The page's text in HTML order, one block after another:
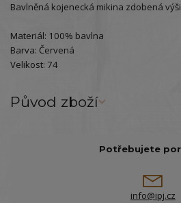
Bavlněná kojenecká mikina zdobená
Materiál: 100% bavlna
Barva: Červená
Velikost: 74
Původ zboží
Potřebujete
info@ipj.cz